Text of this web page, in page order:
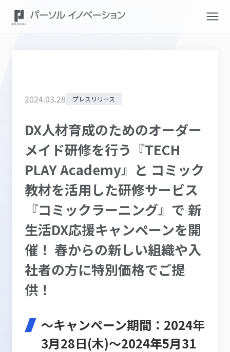
2024.03.28 プレスリリース
DX人材育成のためのオーダー
メイド研修を行う『TECH
PLAY Academy』と コミック
教材を活用した研修サービス
『コミックラーニング』で 新
生活DX応援キャンペーンを開
催！ 春からの新しい組織や入
社者の方に特別価格でご提
供！
～キャンペーン期間：2024年
3月28日(木)〜2024年5月31